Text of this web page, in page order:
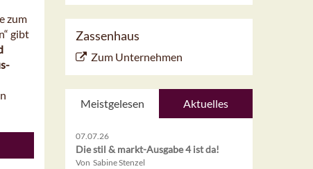
zum
gibt
Zassenhaus
Zum Unternehmen
Meistgelesen Aktuelles
07.07.26
Die stil & markt-Ausgabe 4 ist da!
Von Sabine Stenzel